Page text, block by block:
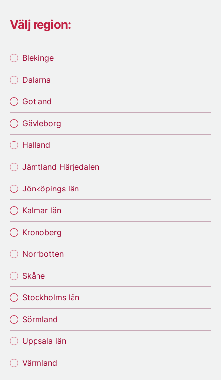
Välj region:
Blekinge
Dalarna
Gotland
Gävleborg
Halland
Jämtland Härjedalen
Jönköpings län
Kalmar län
Kronoberg
Norrbotten
Skåne
Stockholms län
Sörmland
Uppsala län
Värmland